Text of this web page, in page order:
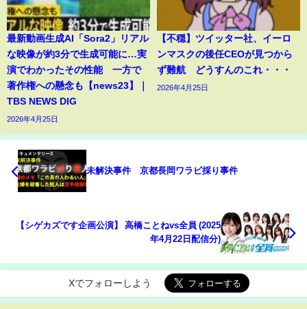
最新動画生成AI「Sora2」リアル
な映像が約3分で生成可能に…実
演でわかったその性能 一方で
著作権への懸念も【news23】｜
TBS NEWS DIG
2026年4月25日
【不穏】ツイッター社、イーロ
ンマスクの後任CEOが見つから
ず難航 どうすんのこれ・・・
2026年4月25日
未解決事件 京都長岡ワラビ採り事件
【シゲカズです企画公演】 高橋ことねvs全員 (2025
年4月22日配信分)
Xでフォローしよう